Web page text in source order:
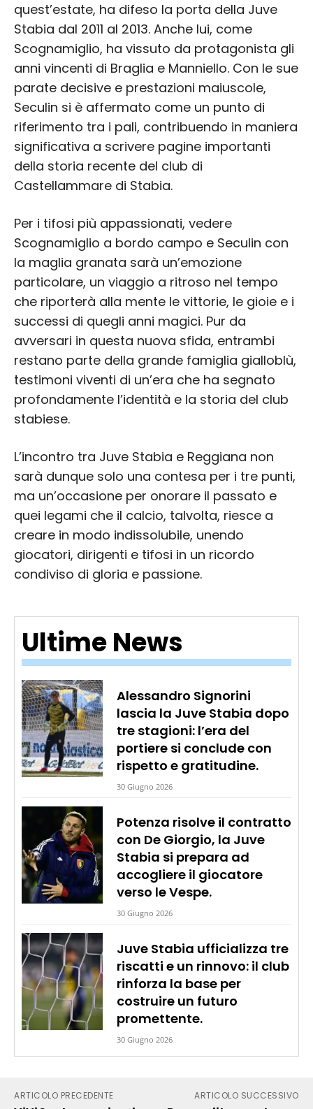
Ultime News
Alessandro Signorini
lascia la Juve Stabia dopo
tre stagioni: l’era del
portiere si conclude con
rispetto e gratitudine.
30 Giugno 2026
Potenza risolve il contratto
con De Giorgio, la Juve
Stabia si prepara ad
accogliere il giocatore
verso le Vespe.
30 Giugno 2026
Juve Stabia ufficializza tre
riscatti e un rinnovo: il club
rinforza la base per
costruire un futuro
promettente.
30 Giugno 2026
quest’estate, ha difeso la porta della Juve
Stabia dal 2011 al 2013. Anche lui, come
Scognamiglio, ha vissuto da protagonista gli
anni vincenti di Braglia e Manniello. Con le sue
parate decisive e prestazioni maiuscole,
Seculin si è affermato come un punto di
riferimento tra i pali, contribuendo in maniera
significativa a scrivere pagine importanti
della storia recente del club di
Castellammare di Stabia.
Per i tifosi più appassionati, vedere
Scognamiglio a bordo campo e Seculin con
la maglia granata sarà un’emozione
particolare, un viaggio a ritroso nel tempo
che riporterà alla mente le vittorie, le gioie e i
successi di quegli anni magici. Pur da
avversari in questa nuova sfida, entrambi
restano parte della grande famiglia gialloblù,
testimoni viventi di un’era che ha segnato
profondamente l’identità e la storia del club
stabiese.
L’incontro tra Juve Stabia e Reggiana non
sarà dunque solo una contesa per i tre punti,
ma un’occasione per onorare il passato e
quei legami che il calcio, talvolta, riesce a
creare in modo indissolubile, unendo
giocatori, dirigenti e tifosi in un ricordo
condiviso di gloria e passione.
ARTICOLO PRECEDENTE ARTICOLO SUCCESSIVO